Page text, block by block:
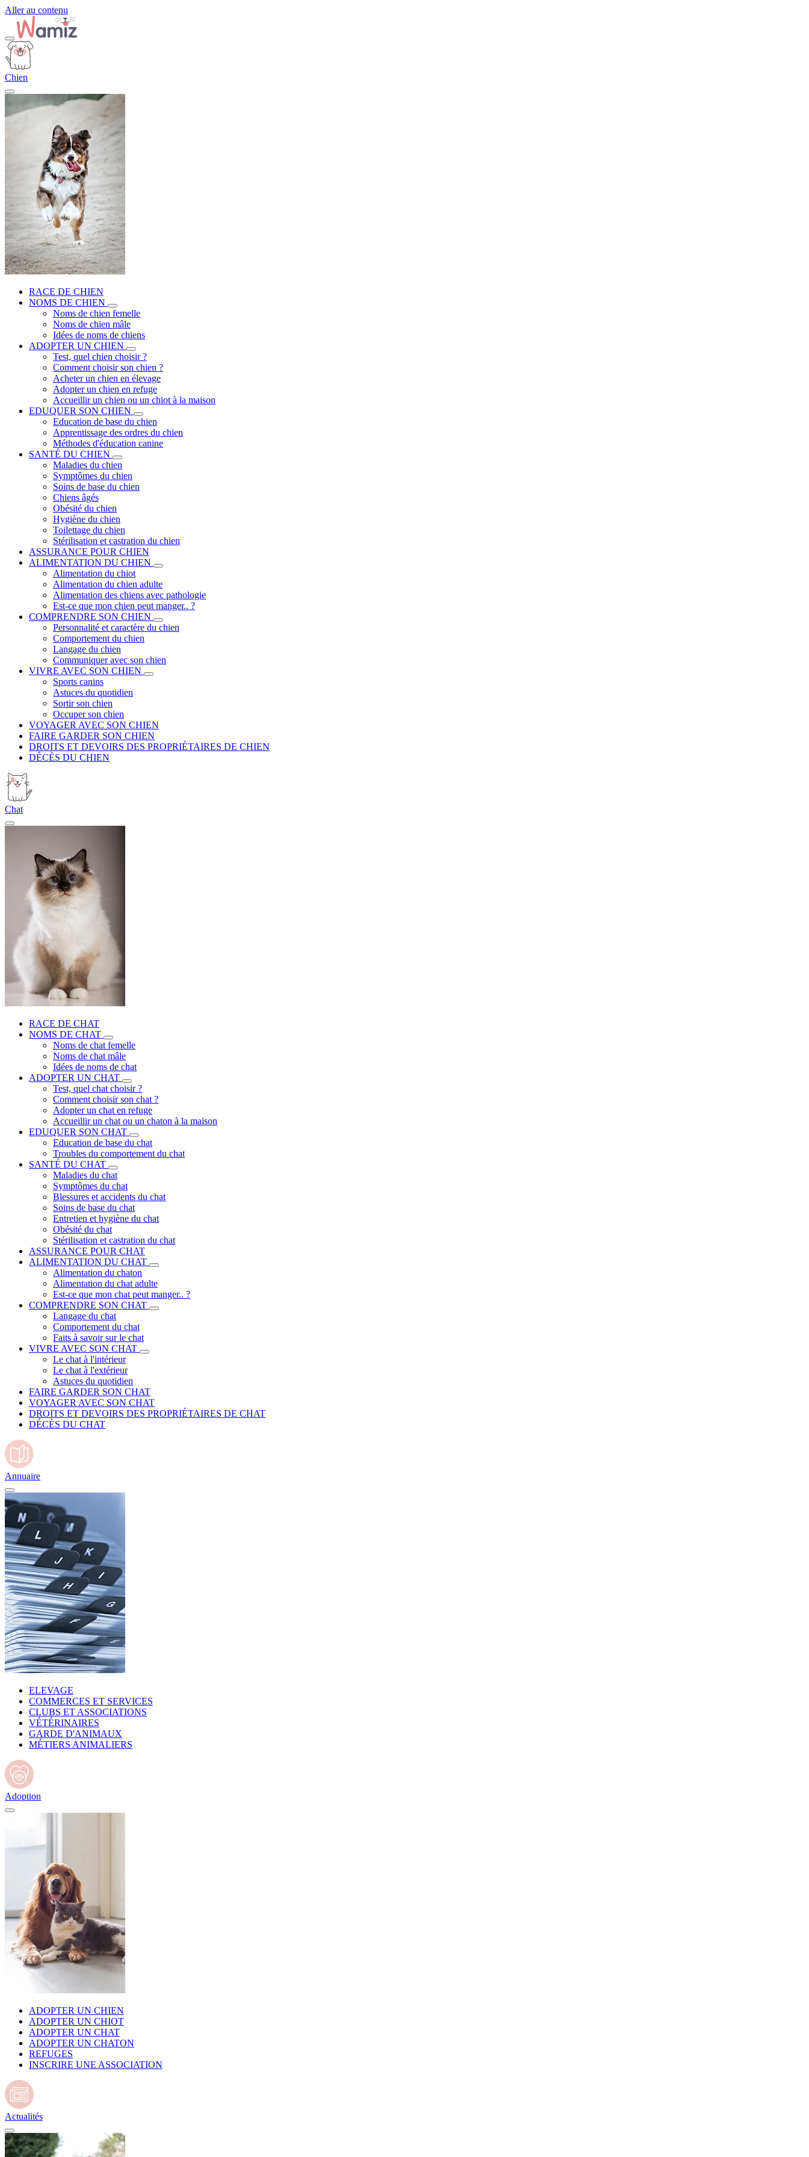
Aller au contenu
Chien
RACE DE CHIEN
NOMS DE CHIEN
Noms de chien femelle
Noms de chien mâle
Idées de noms de chiens
ADOPTER UN CHIEN
Test, quel chien choisir ?
Comment choisir son chien ?
Acheter un chien en élevage
Adopter un chien en refuge
Accueillir un chien ou un chiot à la maison
EDUQUER SON CHIEN
Education de base du chien
Apprentissage des ordres du chien
Méthodes d'éducation canine
SANTÉ DU CHIEN
Maladies du chien
Symptômes du chien
Soins de base du chien
Chiens âgés
Obésité du chien
Hygiène du chien
Toilettage du chien
Stérilisation et castration du chien
ASSURANCE POUR CHIEN
ALIMENTATION DU CHIEN
Alimentation du chiot
Alimentation du chien adulte
Alimentation des chiens avec pathologie
Est-ce que mon chien peut manger.. ?
COMPRENDRE SON CHIEN
Personnalité et caractère du chien
Comportement du chien
Langage du chien
Communiquer avec son chien
VIVRE AVEC SON CHIEN
Sports canins
Astuces du quotidien
Sortir son chien
Occuper son chien
VOYAGER AVEC SON CHIEN
FAIRE GARDER SON CHIEN
DROITS ET DEVOIRS DES PROPRIÉTAIRES DE CHIEN
DÉCÈS DU CHIEN
Chat
RACE DE CHAT
NOMS DE CHAT
Noms de chat femelle
Noms de chat mâle
Idées de noms de chat
ADOPTER UN CHAT
Test, quel chat choisir ?
Comment choisir son chat ?
Adopter un chat en refuge
Accueillir un chat ou un chaton à la maison
EDUQUER SON CHAT
Education de base du chat
Troubles du comportement du chat
SANTÉ DU CHAT
Maladies du chat
Symptômes du chat
Blessures et accidents du chat
Soins de base du chat
Entretien et hygiène du chat
Obésité du chat
Stérilisation et castration du chat
ASSURANCE POUR CHAT
ALIMENTATION DU CHAT
Alimentation du chaton
Alimentation du chat adulte
Est-ce que mon chat peut manger.. ?
COMPRENDRE SON CHAT
Langage du chat
Comportement du chat
Faits à savoir sur le chat
VIVRE AVEC SON CHAT
Le chat à l'intérieur
Le chat à l'extérieur
Astuces du quotidien
FAIRE GARDER SON CHAT
VOYAGER AVEC SON CHAT
DROITS ET DEVOIRS DES PROPRIÉTAIRES DE CHAT
DÉCÈS DU CHAT
Annuaire
ELEVAGE
COMMERCES ET SERVICES
CLUBS ET ASSOCIATIONS
VÉTÉRINAIRES
GARDE D'ANIMAUX
MÉTIERS ANIMALIERS
Adoption
ADOPTER UN CHIEN
ADOPTER UN CHIOT
ADOPTER UN CHAT
ADOPTER UN CHATON
REFUGES
INSCRIRE UNE ASSOCIATION
Actualités